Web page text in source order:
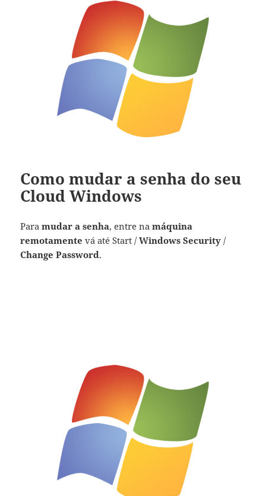
Como mudar a senha do seu
Cloud Windows
Paramudar a senha, entre na máquina
remotamentevá até Start /Windows Security /
Change Password.